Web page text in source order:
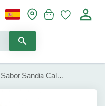
Gelatina de Sabor Sandia Calnort (2u / 85 g)